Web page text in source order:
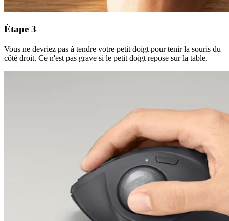
Étape 3
Vous ne devriez pas à tendre votre petit doigt pour tenir la souris du
côté droit. Ce n'est pas grave si le petit doigt repose sur la table.